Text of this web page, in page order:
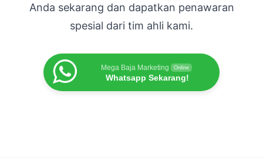
Anda sekarang dan dapatkan penawaran
spesial dari tim ahli kami.
Mega Baja Marketing Online
Whatsapp Sekarang!